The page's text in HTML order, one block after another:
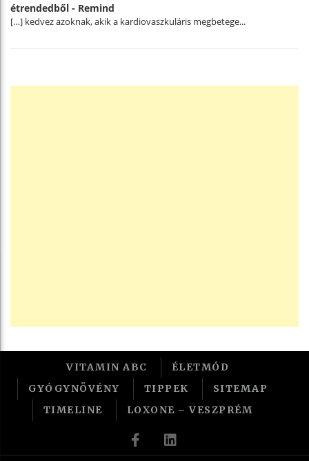
étrendedből - Remind
[…] kedvez azoknak, akik a kardiovaszkuláris megbetege...
VITAMIN ABC
ÉLETMÓD
GYÓGYNÖVÉNY
TIPPEK
SITEMAP
TIMELINE
LOXONE – VESZPRÉM